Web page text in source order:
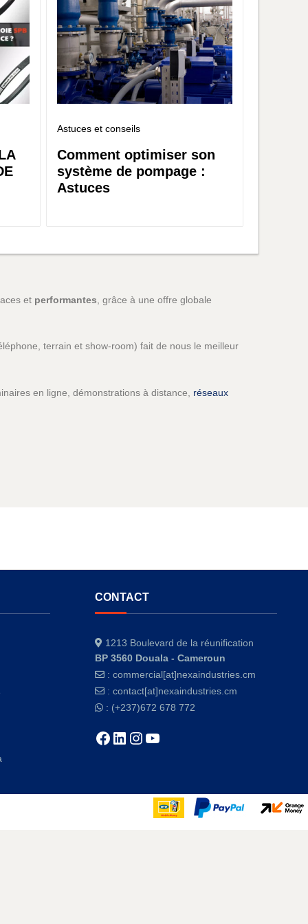
Astuces et conseils
Comment optimiser son
système de pompage :
Astuces
et performantes , grâce à une offre globale
terrain et show-room) fait de nous le meilleur
en ligne, démonstrations à distance, réseaux
CONTACT
1213 Boulevard de la réunification
BP 3560 Douala - Cameroun
: commercial[at]nexaindustries.cm
: contact[at]nexaindustries.cm
: (+237)672 678 772